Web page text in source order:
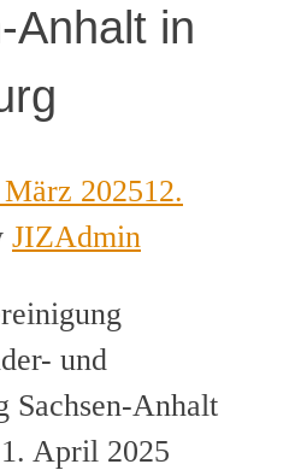
Anhalt in
202512.
JIZAdmin
und
Sachsen-Anhalt
April 2025